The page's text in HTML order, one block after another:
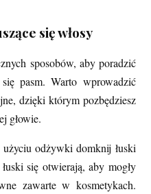
się włosy
sposobów, aby poradzić
pasm. Warto wprowadzić
dzięki którym pozbędziesz
głowie.
odżywki domknij łuski
się otwierają, aby mogły
zawarte w kosmetykach.